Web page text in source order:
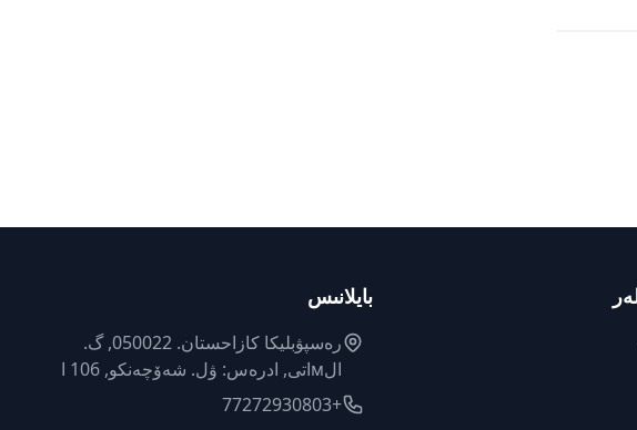
بايلانىس
رەسپۋبليكا كازاحستان. 050022, گ.
الмاتى, ادرەس: ۋل. شەۆچەنكو, 106 ا
+77272930803